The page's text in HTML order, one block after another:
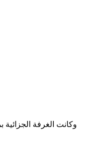
وكانت الغرفة